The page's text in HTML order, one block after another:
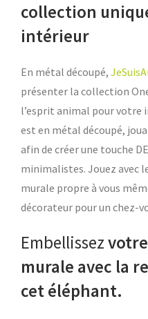
collection
intérieur
En métal découpé,
présenter la collection
l’esprit animal pour votre
est en métal découpé,
afin de créer une touche
minimalistes. Jouez avec
murale propre à vous
décorateur pour un chez-
Embellissez
murale avec la
cet éléphant.